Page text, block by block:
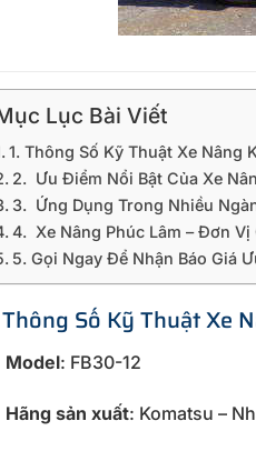
Lục Bài Viết
1. Thông Số Kỹ Thuật Xe Nâng
2. Ưu Điểm Nổi Bật Của Xe
3. Ứng Dụng Trong Nhiều
4. Xe Nâng Phúc Lâm – Đơn Vị
5. Gọi Ngay Để Nhận Báo Giá
Thông Số Kỹ Thuật Xe
Model: FB30-12
Hãng sản xuất: Komatsu –